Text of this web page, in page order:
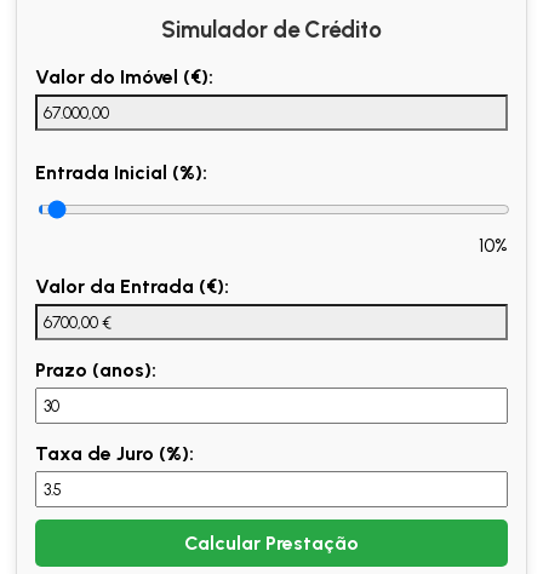
Simulador de Crédito
Valor do Imóvel (€):
Entrada Inicial (%):
10%
Valor da Entrada (€):
Prazo (anos):
Taxa de Juro (%):
Calcular Prestação